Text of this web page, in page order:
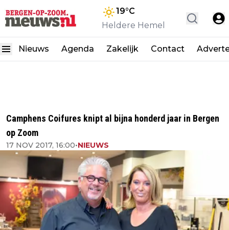
19°C
Heldere Hemel
Nieuws Agenda Zakelijk Contact
Camphens Coifures knipt al bijna honderd jaar in Bergen
op Zoom
17 NOV 2017, 16:00•NIEUWS